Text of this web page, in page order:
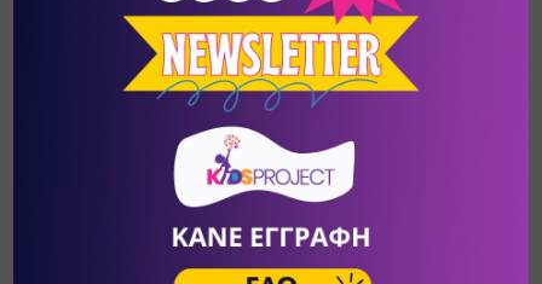
ΚΔΑΠ Morfosi - ΝΑΥΠΑΚΤΟΥ